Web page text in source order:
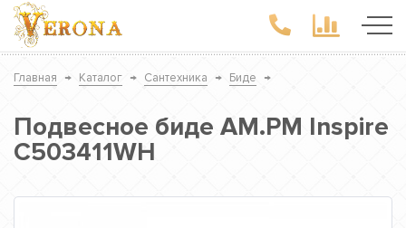
Главная → Каталог → Сантехника → Биде →
Подвесное биде AM.PM Inspire
C503411WH